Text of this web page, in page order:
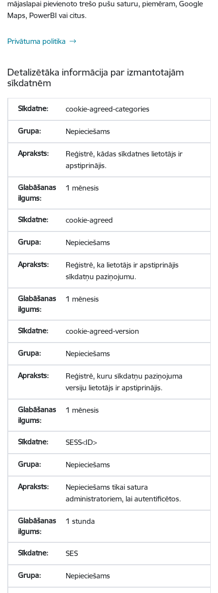
mājaslapai pievienoto trešo pušu saturu, piemēram, Google
Maps, PowerBI vai citus.
Privātuma politika
Detalizētāka informācija par izmantotajām
sīkdatnēm
cookie-agreed-categories
Nepieciešams
Reģistrē, kādas sīkdatnes lietotājs ir
apstiprinājis.
1 mēnesis
cookie-agreed
Nepieciešams
Reģistrē, ka lietotājs ir apstiprinājis
sīkdatņu paziņojumu.
1 mēnesis
cookie-agreed-version
Nepieciešams
Reģistrē, kuru sīkdatņu paziņojuma
versiju lietotājs ir apstiprinājis.
1 mēnesis
SESS<ID>
Nepieciešams
Nepieciešams tikai satura
administratoriem, lai autentificētos.
1 stunda
SES
Nepieciešams